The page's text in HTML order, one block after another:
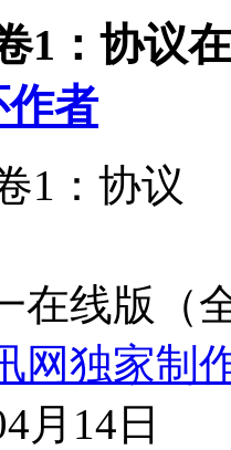
1：协议
者
在线版（
网独家制
月14日